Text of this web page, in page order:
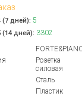
дней): 5
дней): 3302
Розетка
силовая
Сталь
Пластик